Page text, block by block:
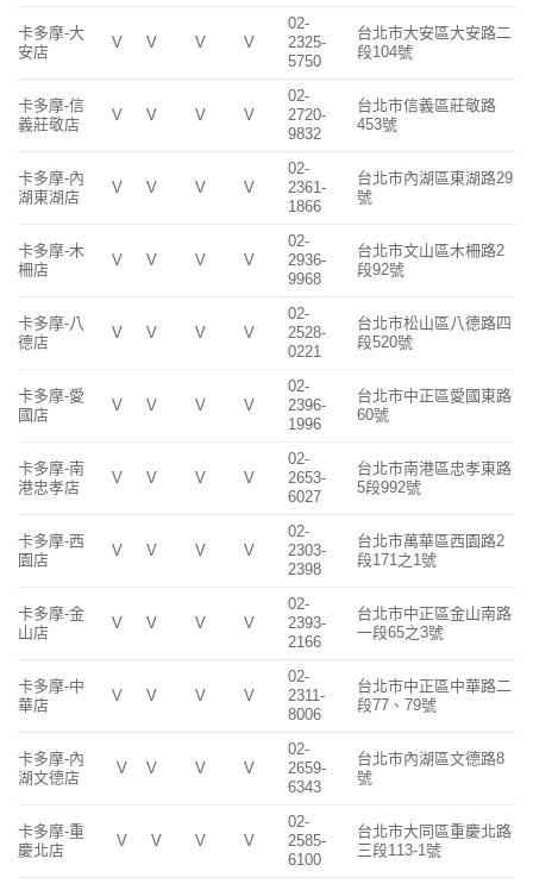
卡多摩-大
安店
V V V V
02-
2325-
5750
台北市大安區大安路二
段104號
卡多摩-信
義莊敬店
V V V V
02-
2720-
9832
台北市信義區莊敬路
453號
卡多摩-內
湖東湖店
V V V V
02-
2361-
1866
台北市內湖區東湖路29
號
卡多摩-木
柵店
V V V V
02-
2936-
9968
台北市文山區木柵路2
段92號
卡多摩-八
德店
V V V V
02-
2528-
0221
台北市松山區八德路四
段520號
卡多摩-愛
國店
V V V V
02-
2396-
1996
台北市中正區愛國東路
60號
卡多摩-南
港忠孝店
V V V V
02-
2653-
6027
台北市南港區忠孝東路
5段992號
卡多摩-西
園店
V V V V
02-
2303-
2398
台北市萬華區西園路2
段171之1號
卡多摩-金
山店
V V V V
02-
2393-
2166
台北市中正區金山南路
一段65之3號
卡多摩-中
華店
V V V V
02-
2311-
8006
台北市中正區中華路二
段77、79號
卡多摩-內
湖文德店
V V V V
02-
2659-
6343
台北市內湖區文德路8
號
卡多摩-重
慶北店
V V V V
02-
2585-
6100
台北市大同區重慶北路
三段113-1號